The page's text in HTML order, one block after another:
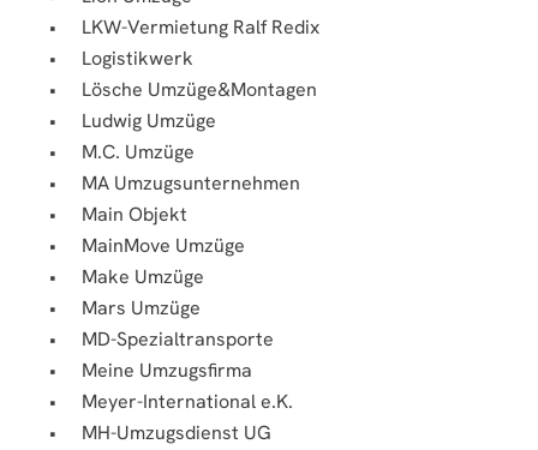
LKW-Vermietung Ralf Redix
Logistikwerk
Lösche Umzüge&Montagen
Ludwig Umzüge
M.C. Umzüge
MA Umzugsunternehmen
Main Objekt
MainMove Umzüge
Make Umzüge
Mars Umzüge
MD-Spezialtransporte
Meine Umzugsfirma
Meyer-International e.K.
MH-Umzugsdienst UG